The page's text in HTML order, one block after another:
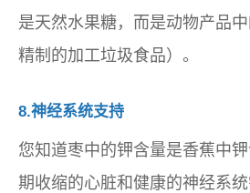
是天然水果糖，而是动物产品
精制的加工垃圾食品）。
8.神经系统支持
您知道枣中的钾含量是香蕉中
期收缩的心脏和健康的神经系